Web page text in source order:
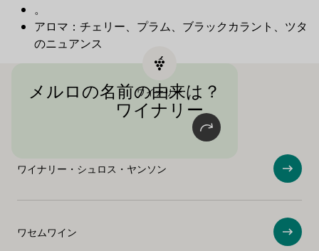
。
アロマ：チェリー、プラム、ブラックカラント、ツタ
のニュアンス
メルロの名前の由来は？
メルロ」という名前はメル（黒鳥）に由
来し、黒鳥がこの品種を好むことにちな
ワイナリー
ワイナリー
ワイナリー・シュロス・ヤンソン ショ
ワセムワイン ショ